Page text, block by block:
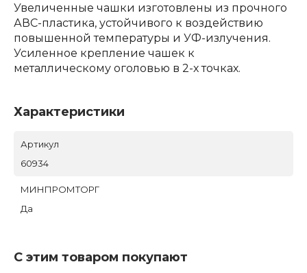
Увеличенные чашки изготовлены из прочного
АВС-пластика, устойчивого к воздействию
повышенной температуры и УФ-излучения.
Усиленное крепление чашек к
металлическому оголовью в 2-х точках.
Характеристики
Артикул
60934
МИНПРОМТОРГ
Да
С этим товаром покупают